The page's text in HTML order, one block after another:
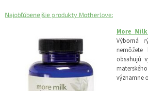
Najobľúbenejšie produkty Motherlove:
More
Výborná
obsahujú
významne